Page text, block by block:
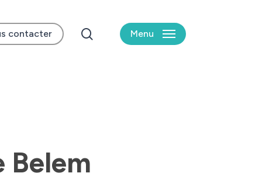
contacter search Menu
Belem